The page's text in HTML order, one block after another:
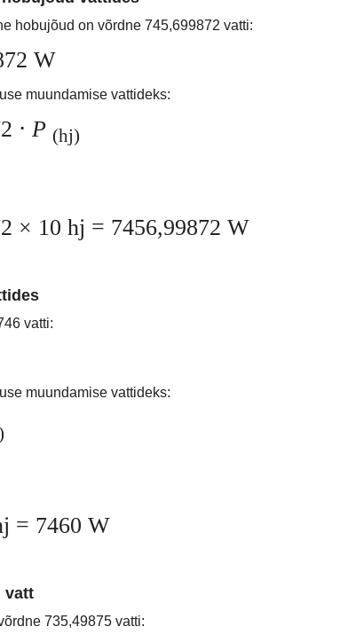
hobujõud on võrdne 745,699872 vatti:
W
muundamise vattideks:
⋅ P (hj)
× 10 hj = 7456,99872 W
vatti:
muundamise vattideks:
= 7460 W
vatt
735,49875 vatti: